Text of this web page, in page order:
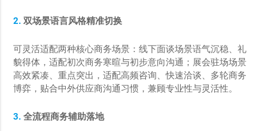
2.双场景语言风格精准切换
可灵活适配两种核心商务场景：线下面谈场景语气沉稳、礼
貌得体，适配初次商务寒暄与初步意向沟通；展会驻场场景
高效紧凑、重点突出，适配高频咨询、快速洽谈、多轮商务
博弈，贴合中外供应商沟通习惯，兼顾专业性与灵活性。
3.全流程商务辅助落地